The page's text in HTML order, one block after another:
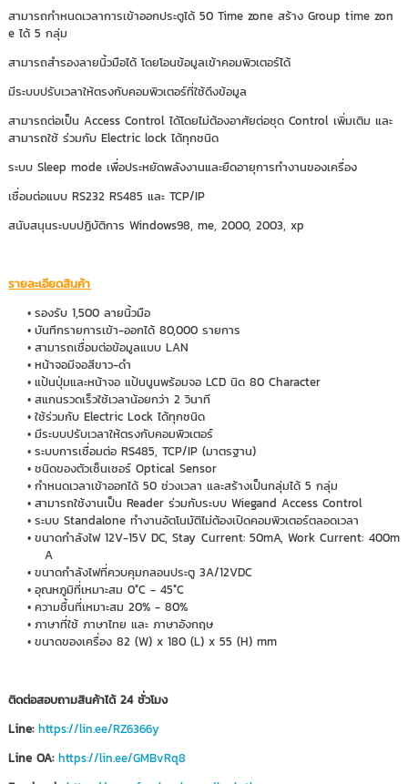
สามารถกำหนดเวลาการเข้าออกประตูได้ 50 Time zone สร้าง Group time zon
e ได้ 5 กลุ่ม
สามารถสำรองลายนิ้วมือได้ โดยโอนข้อมูลเข้าคอมพิวเตอร์ได้
มีระบบปรับเวลาให้ตรงกับคอมพิวเตอร์ที่ใช้ดึงข้อมูล
สามารถต่อเป็น Access Control ได้โดยไม่ต้องอาศัยต่อชุด Control เพิ่มเติม และ
สามารถใช้ ร่วมกับ Electric lock ได้ทุกชนิด
ระบบ Sleep mode เพื่อประหยัดพลังงานและยืดอายุการทำงานของเครื่อง
เชื่อมต่อแบบ RS232 RS485 และ TCP/IP
สนับสนุนระบบปฏิบัติการ Windows98, me, 2000, 2003, xp
รายละเอียดสินค้า
รองรับ 1,500 ลายนิ้วมือ
บันทึกรายการเข้า-ออกได้ 80,000 รายการ
สามารถเชื่อมต่อข้อมูลแบบ LAN
หน้าจอมีจอสีขาว-ดำ
แป้นปุ่มและหน้าจอ แป้นนูนพร้อมจอ LCD นิด 80 Character
สแกนรวดเร็วใช้เวลาน้อยกว่า 2 วินาที
ใช้ร่วมกับ Electric Lock ได้ทุกชนิด
มีระบบปรับเวลาให้ตรงกับคอมพิวเตอร์
ระบบการเชื่อมต่อ RS485, TCP/IP (มาตรฐาน)
ชนิดของตัวเซ็นเซอร์ Optical Sensor
กำหนดเวลาเข้าออกได้ 50 ช่วงเวลา และสร้างเป็นกลุ่มได้ 5 กลุ่ม
สามารถใช้งานเป็น Reader ร่วมกับระบบ Wiegand Access Control
ระบบ Standalone ทำงานอัตโนมัติไม่ต้องเปิดคอมพิวเตอร์ตลอดเวลา
ขนาดกำลังไฟ 12V-15V DC, Stay Current: 50mA, Work Current: 400m
A
ขนาดกำลังไฟที่ควบคุมกลอนประตู 3A/12VDC
อุณหภูมิที่เหมาะสม 0°C - 45°C
ความชื้นที่เหมาะสม 20% - 80%
ภาษาที่ใช้ ภาษาไทย และ ภาษาอังกฤษ
ขนาดของเครื่อง 82 (W) x 180 (L) x 55 (H) mm
ติดต่อสอบถามสินค้าได้ 24 ชั่วโมง
Line:https://lin.ee/RZ6366y
Line OA:https://lin.ee/GMBvRq8